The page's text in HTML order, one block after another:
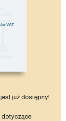
jest już dostępny!
dotyczące